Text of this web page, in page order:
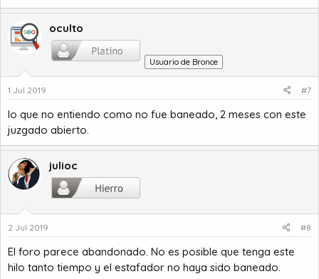
oculto
Usuario de Bronce
1 Jul 2019 #7
lo que no entiendo como no fue baneado, 2 meses con este
juzgado abierto.
julioc
2 Jul 2019 #8
El foro parece abandonado. No es posible que tenga este
hilo tanto tiempo y el estafador no haya sido baneado.